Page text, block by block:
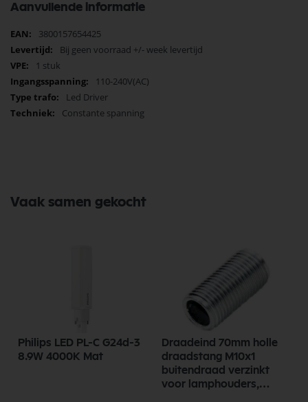
Ervaar de topprestaties van V-Tac vandaag en bestel jouw LED Stekker
Aanvullende informatie
Meer
informatie
3800157654425
Bij geen voorraad +/- week levertijd
1 stuk
110-240V(AC)
Led Driver
Constante spanning
Vaak samen gekocht
Philips LED PL-C G24d-3
8.9W 4000K Mat
Draadeind 70mm holle
draadstang M10x1
buitendraad verzinkt
voor lamphouders,